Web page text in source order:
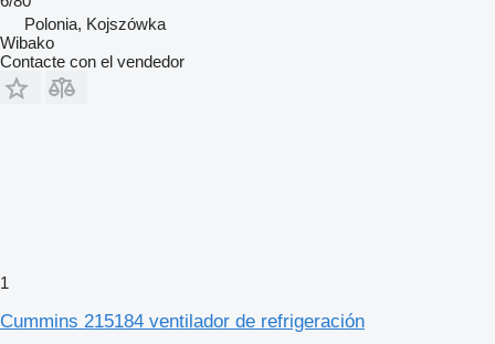
Polonia, Kojszówka
Wibako
Contacte con el vendedor
1
Cummins 215184 ventilador de refrigeración